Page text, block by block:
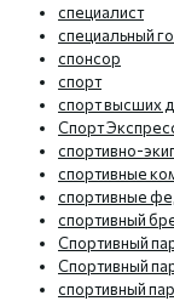
специалист
специальный
спонсор
спорт
спорт высших
Спорт
спортивно-
спортивные
спортивные
спортивный
Спортивный
Спортивный
спортивный